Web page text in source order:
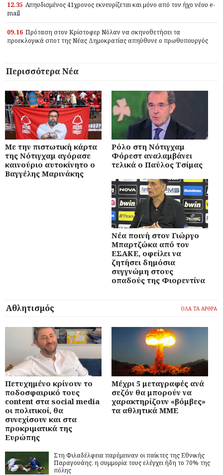
12.35 Απηυδισμένος 41χρονος εκνευρίζεται και μόνο από τον ήχο νέου e-
mail
09.16 Πρόταση στον Κρίστοφερ Νόλαν να σκηνοθετήσει τα
προεκλογικά σποτ της Νέας Δημοκρατίας απηύθυνε ο πρωθυπουργός
Περισσότερα Νέα
Με την πιστωτική κάρτα
της Νότιγχαμ αγόρασε
καινούριο αυτοκίνητο ο
Βαγγέλης Μαρινάκης
Ρόλο στη Νότιγχαμ
Φόρεστ αναλαμβάνει
τελικά ο Παύλος Τσίμας
Νέα ποινή στον Γιώργο
Μπαρτζώκα από τον
ΕΣΑΚΕ, οφείλει να
ζητήσει δημόσια
συγγνώμη στους
οπαδούς της Φιορεντίνα
Αθλητισμός ΟΛΑ ΤΑ ΑΡΘΡΑ
Πετυχημένο κρίνουν το
ποδοσφαιρικό τους
content στα social media
οι πολιτικοί, θα
συνεχίσουν και στα
προκριματικά της
Ευρώπης
Μέχρι 5 μεταγραφές ανά
σεζόν θα μπορούν να
χαρακτηρίζουν «βόμβες»
τα αθλητικά ΜΜΕ
Στη Φιλαδέλφεια παρέμειναν οι παίκτες της Εθνικής
Παραγουάης, η συμμορία τους ελέγχει ήδη το 70% της
πόλης